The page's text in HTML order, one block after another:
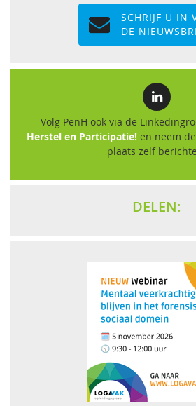
SCHRIJF U IN
DE
Volg PenH ook via de
Herstel en Participatie!en neem
plaats zelf
DELEN: